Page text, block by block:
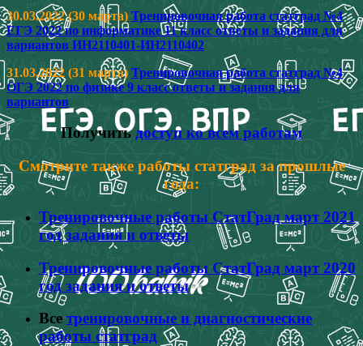
30.03.2022 (30 марта) Тренировочная работа статград №4
ЕГЭ 2022 по информатике 11 класс ответы и задания для
вариантов ИН2110401-ИН2110402
31.03.2022 (31 марта) Тренировочная работа статград №4
ОГЭ 2022 по физике 9 класс ответы и задания для
вариантов
Получитьдоступ ко всем работам
Смотрите также работы статград за прошлые
года:
Тренировочные работы СтатГрад март 2021
год задания и ответы
Тренировочные работы СтатГрад март 2020
год задания и ответы
Все тренировочные и диагностические
работы статград